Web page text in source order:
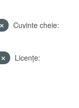
Cuvinte cheie:
Licenţe: